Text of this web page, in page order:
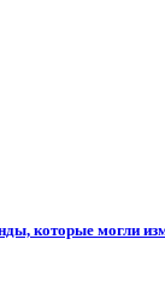
которые могли